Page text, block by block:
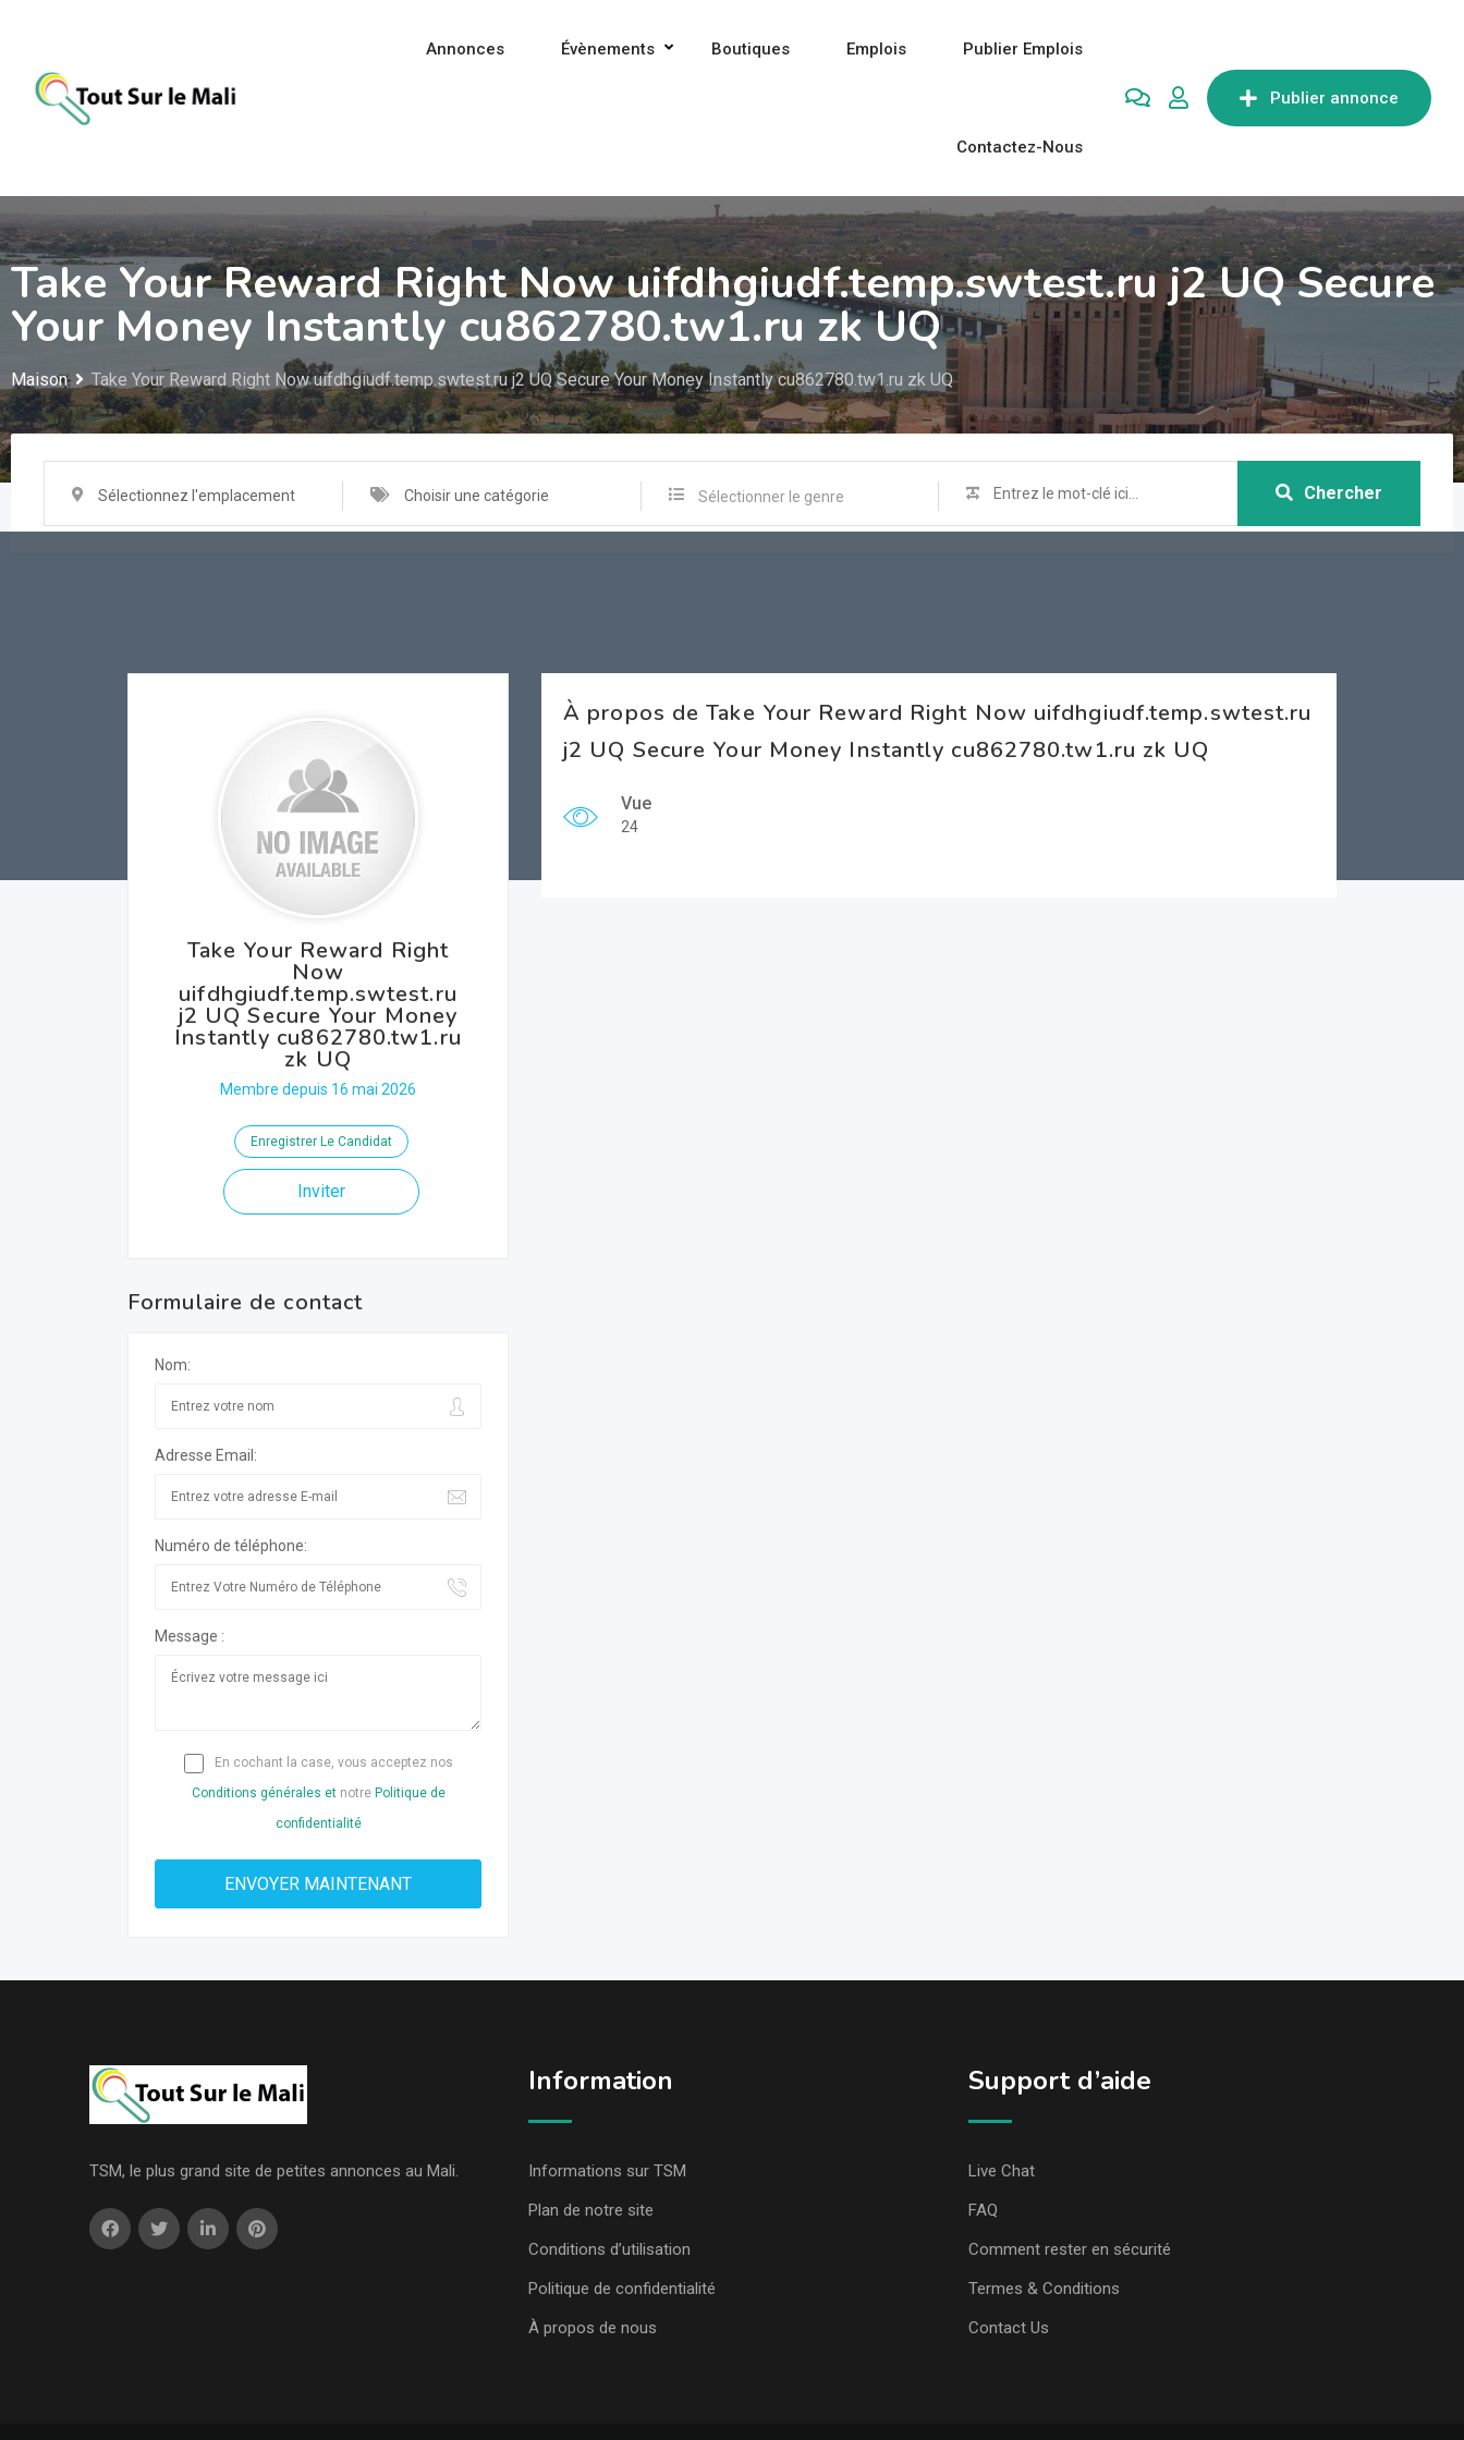
contenu
Publier annonce
Annonces Évènements Boutiques Emplois Publier Emplois
Contactez-Nous
Take Your Reward Right Now uifdhgiudf.temp.swtest.ru j2 UQ Secure
Your Money Instantly cu862780.tw1.ru zk UQ
Maison Take Your Reward Right Now uifdhgiudf.temp.swtest.ru j2 UQ Secure Your Money Instantly cu862780.tw1.ru zk UQ
Sélectionnez l'emplacement Choisir une catégorie Sélectionner le genre Chercher
Take Your Reward Right
Now
uifdhgiudf.temp.swtest.ru
j2 UQ Secure Your Money
Instantly cu862780.tw1.ru
zk UQ
Membre depuis 16 mai 2026
Enregistrer Le Candidat
Inviter
Formulaire de contact
Nom:
Adresse Email:
Numéro de téléphone:
Message :
En cochant la case, vous acceptez nos
Conditions générales etnotre Politique de
confidentialité
À propos de Take Your Reward Right Now uifdhgiudf.temp.swtest.ru
j2 UQ Secure Your Money Instantly cu862780.tw1.ru zk UQ
Vue
24
TSM, le plus grand site de petites annonces au Mali.
Information
Informations sur TSM
Plan de notre site
Conditions d’utilisation
Politique de confidentialité
À propos de nous
Support d’aide
Live Chat
FAQ
Comment rester en sécurité
Termes & Conditions
Contact Us